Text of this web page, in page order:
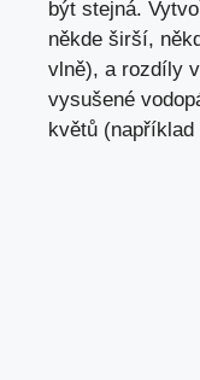
být stejná.
někde širší,
vlně), a rozdíly
vysušené
květů (například